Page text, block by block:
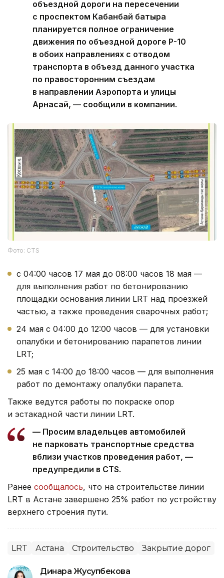
объездной дороги на пересечении
с проспектом Кабанбай батыра
планируется полное ограничение
движения по объездной дороге Р-10
в обоих направлениях с отводом
транспорта в объезд данного участка
по правосторонним съездам
в направлении Аэропорта и улицы
Арнасай, — сообщили в компании.
Фото: CTS
с 04:00 часов 17 мая до 08:00 часов 18 мая —
для выполнения работ по бетонированию
площадки основания линии LRT над проезжей
частью, а также проведения сварочных работ;
24 мая с 04:00 до 12:00 часов — для установки
опалубки и бетонированию парапетов линии
LRT;
25 мая с 14:00 до 18:00 часов — для выполнения
работ по демонтажу опалубки парапета.
Также ведутся работы по покраске опор
и эстакадной части линии LRT.
— Просим владельцев автомобилей
не парковать транспортные средства
вблизи участков проведения работ, —
предупредили в CTS.
Ранее сообщалось, что на строительстве линии
LRT в Астане завершено 25% работ по устройству
верхнего строения пути.
LRT Астана Строительство Закрытие дорог
Динара Жусупбекова